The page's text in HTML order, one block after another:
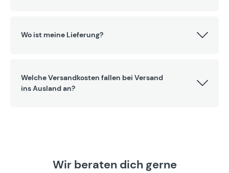
Wo ist meine Lieferung?
Welche Versandkosten fallen bei Versand
ins Ausland an?
Wir beraten dich gerne